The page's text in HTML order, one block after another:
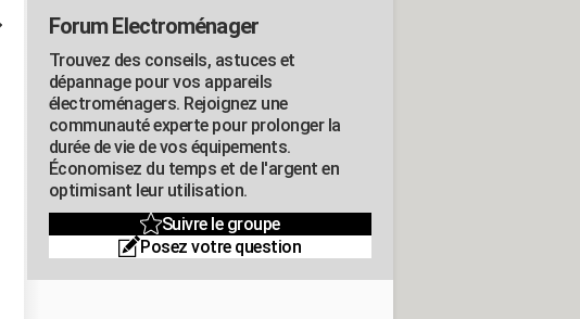
Forum Electroménager
Trouvez des conseils, astuces et
dépannage pour vos appareils
électroménagers. Rejoignez une
communauté experte pour prolonger la
durée de vie de vos équipements.
Économisez du temps et de l'argent en
optimisant leur utilisation.
Suivre le groupe
Posez votre question